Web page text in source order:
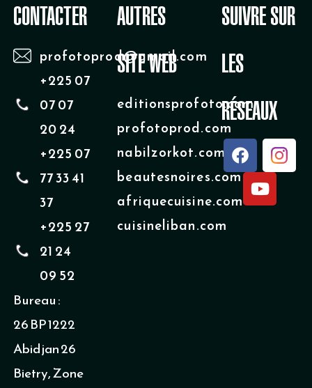
CONTACTER
profotoprod@gmail.com
+225 07
07 07
20 24
+225 07
77 33 41
37
+225 27
21 24
09 52
Bureau :
26 BP 1222
Abidjan 26
Bietry, Zone
AUTRES
SITE WEB
editionsprofoto.com
profotoprod.com
nabilzorkot.com
beautesnoires.com
afriquecuisine.com
cuisineliban.com
SUIVRE SUR
LES
RÉSEAUX
F
a
c
e
b
Y
u
t
u